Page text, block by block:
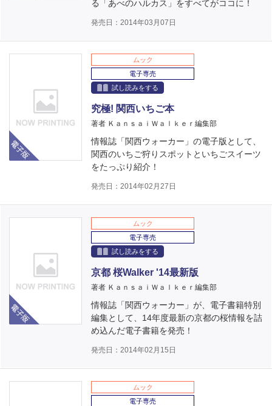
る「あべのハルカス」をすべてがココに！
発売日：2014年03月07日
ムック
電子専売
試し読みをする
究極! 関西いちご本
著者 ＫａｎｓａｉＷａｌｋｅｒ編集部
情報誌「関西ウォーカー」の電子版として、
関西のいちご狩りスポットといちごスイーツ
をたっぷり紹介！
発売日：2014年02月27日
ムック
電子専売
試し読みをする
京都 桜Walker '14最新版
著者 ＫａｎｓａｉＷａｌｋｅｒ編集部
情報誌「関西ウォーカー」が、電子書籍特別
編集として、14年度最新の京都の桜情報を詰
め込んだ電子書籍を発売！
発売日：2014年02月15日
ムック
電子専売